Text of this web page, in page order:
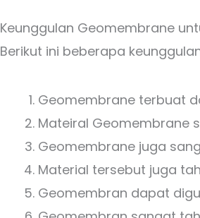
Keunggulan Geomembrane
Berikut ini beberapa
Geomembrane terbuat
Mateiral Geomembrane
Geomembrane juga
Material tersebut juga
Geomembran dapat